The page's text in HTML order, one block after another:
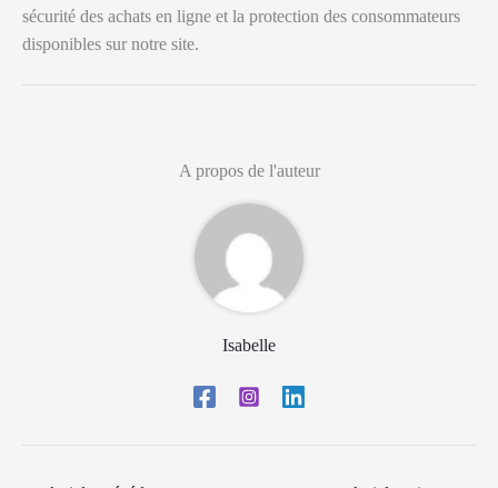
sécurité des achats en ligne et la protection des consommateurs
disponibles sur notre site.
A propos de l'auteur
Isabelle